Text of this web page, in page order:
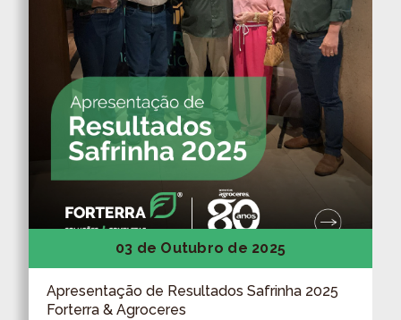
03 de Outubro de 2025
Apresentação de Resultados Safrinha 2025
Forterra & Agroceres